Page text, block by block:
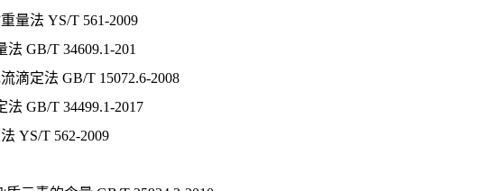
量法 YS/T 561-2009
GB/T 34609.1-201
滴定法 GB/T 15072.6-2008
GB/T 34499.1-2017
YS/T 562-2009